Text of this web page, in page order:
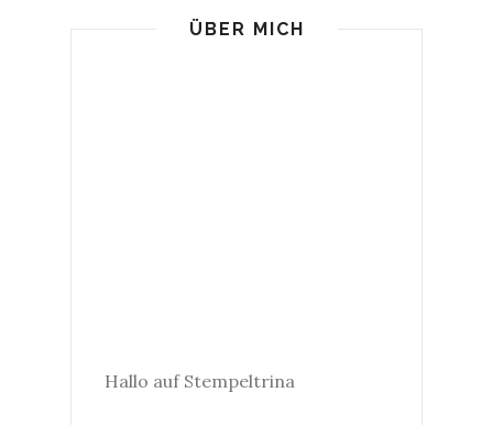
ÜBER MICH
Hallo auf Stempeltrina